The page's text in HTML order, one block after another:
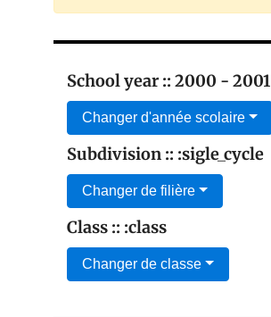
School year :: 2000 - 2001
Changer d'année scolaire
Subdivision :: :sigle_cycle
Changer de filière
Class :: :class
Changer de classe